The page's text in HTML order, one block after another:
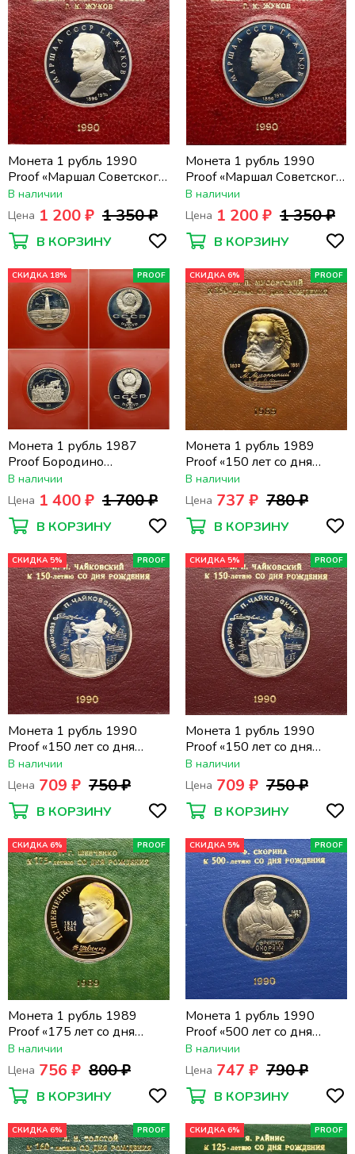
Монета 1 рубль 1990
Proof «Маршал Советского
Союза Г.К. Жуков» в
футляре Госбанка СССР
В наличии
Цена 1 200 ₽ 1 350 ₽
В КОРЗИНУ
Монета 1 рубль 1990
Proof «Маршал Советского
Союза Г.К. Жуков» в
футляре Госбанка СССР
В наличии
Цена 1 200 ₽ 1 350 ₽
В КОРЗИНУ
СКИДКА 18% PROOF
Монета 1 рубль 1987
Proof Бородино
(Ополченцы и обелиск - 2
монеты) в футлярах
Госбанка СССР
В наличии
Цена 1 400 ₽ 1 700 ₽
В КОРЗИНУ
СКИДКА 6% PROOF
Монета 1 рубль 1989
Proof «150 лет со дня
рождения композитора
М.П. Мусоргского» в
футляре Госбанка СССР
В наличии
Цена 737 ₽ 780 ₽
В КОРЗИНУ
СКИДКА 5% PROOF
Монета 1 рубль 1990
Proof «150 лет со дня
рождения композитора
П.И. Чайковского» в
футляре Госбанка СССР
В наличии
Цена 709 ₽ 750 ₽
В КОРЗИНУ
СКИДКА 5% PROOF
Монета 1 рубль 1990
Proof «150 лет со дня
рождения композитора
П.И. Чайковского» в
футляре Госбанка СССР
В наличии
Цена 709 ₽ 750 ₽
В КОРЗИНУ
СКИДКА 6% PROOF
Монета 1 рубль 1989
Proof «175 лет со дня
рождения Т.Г. Шевченко»
в футляре Госбанка СССР
В наличии
Цена 756 ₽ 800 ₽
В КОРЗИНУ
СКИДКА 5% PROOF
Монета 1 рубль 1990
Proof «500 лет со дня
рождения Ф. Скорины» в
футляре Госбанка СССР
В наличии
Цена 747 ₽ 790 ₽
В КОРЗИНУ
СКИДКА 6% PROOF СКИДКА 6% PROOF